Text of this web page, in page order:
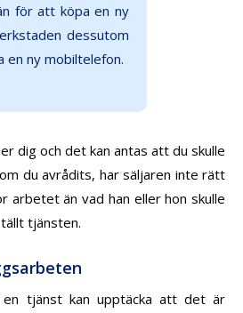
för att köpa en ny
dessutom
en ny mobiltelefon.
dig och det kan antas att du skulle
du avrådits, har säljaren inte rätt
arbetet än vad han eller hon skulle
tjänsten.
tjänst kan upptäcka att det är